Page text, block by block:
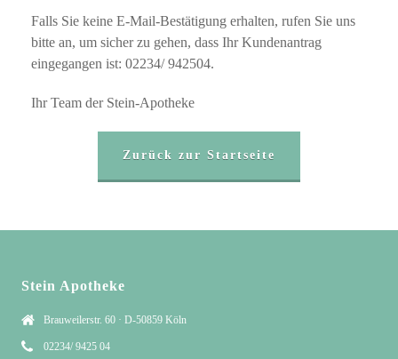
Falls Sie keine E-Mail-Bestätigung erhalten, rufen Sie uns
bitte an, um sicher zu gehen, dass Ihr Kundenantrag
eingegangen ist: 02234/ 942504.
Ihr Team der Stein-Apotheke
Zurück zur Startseite
Stein Apotheke
Brauweilerstr. 60 · D-50859 Köln
02234/ 9425 04